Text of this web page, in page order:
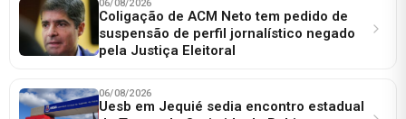
06/08/2026
Coligação de ACM Neto tem pedido de
suspensão de perfil jornalístico negado
pela Justiça Eleitoral
06/08/2026
Uesb em Jequié sedia encontro estadual